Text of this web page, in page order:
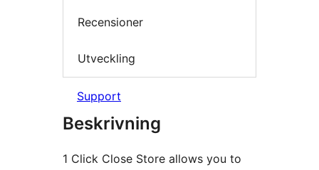
Recensioner
Utveckling
Support
Beskrivning
1 Click Close Store allows you to